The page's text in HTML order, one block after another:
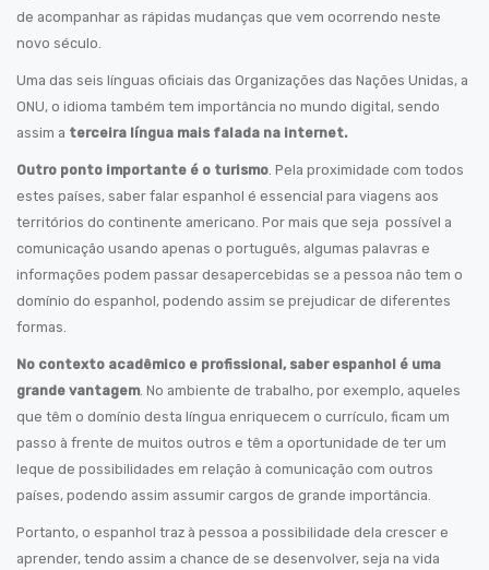
de acompanhar as rápidas mudanças que vem ocorrendo neste
novo século.
Uma das seis línguas oficiais das Organizações das Nações Unidas, a
ONU, o idioma também tem importância no mundo digital, sendo
assim a terceira língua mais falada na internet.
Outro ponto importante é o turismo. Pela proximidade com todos
estes países, saber falar espanhol é essencial para viagens aos
territórios do continente americano. Por mais que seja possível a
comunicação usando apenas o português, algumas palavras e
informações podem passar desapercebidas se a pessoa não tem o
domínio do espanhol, podendo assim se prejudicar de diferentes
formas.
No contexto acadêmico e profissional, saber espanhol é uma
grande vantagem. No ambiente de trabalho, por exemplo, aqueles
que têm o domínio desta língua enriquecem o currículo, ficam um
passo à frente de muitos outros e têm a oportunidade de ter um
leque de possibilidades em relação à comunicação com outros
países, podendo assim assumir cargos de grande importância.
Portanto, o espanhol traz à pessoa a possibilidade dela crescer e
aprender, tendo assim a chance de se desenvolver, seja na vida